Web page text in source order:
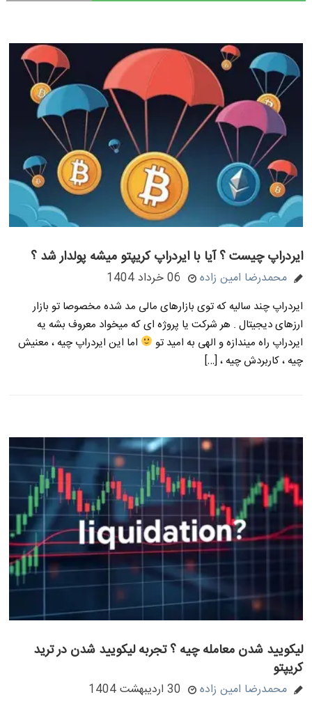
ایردراپ چیست ؟ آیا با ایردراپ کریپتو میشه پولدار شد ؟
محمدرضا امین زاده 06 خرداد 1404
ایردراپ چند سالیه که توی بازارهای مالی مد شده مخصوصا تو بازار
ارزهای دیجیتال . هر شرکت یا پروژه ای که میخواد معروف بشه یه
ایردراپ راه میندازه و الهی به امید تو
اما این ایردراپ چیه ، معنیش
چیه ، کاربردش چیه ، […]
لیکویید شدن معامله چیه ؟ تجربه لیکویید شدن در ترید
کریپتو
محمدرضا امین زاده 30 اردیبهشت 1404